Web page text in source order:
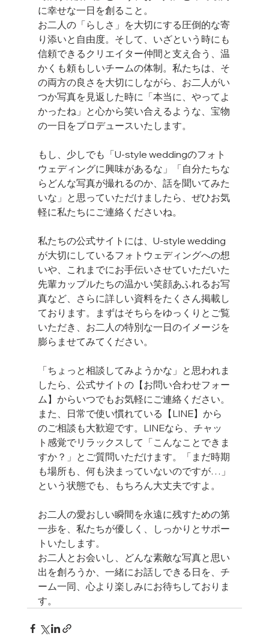
に幸せな一日を創ること。
お二人の「らしさ」を大切にする圧倒的な寄
り添いと自由度。そして、いざという時にも
信頼できるクリエイター仲間と支え合う、温
かくも頼もしいチームの体制。私たちは、そ
の両方の良さを大切にしながら、お二人がい
つか写真を見返した時に「本当に、やってよ
かったね」と心から笑い合えるような、宝物
の一日をプロデュースいたします。
もし、少しでも「U-style weddingのフォト
ウェディングに興味があるな」「自分たちな
らどんな写真が撮れるのか、話を聞いてみた
いな」と思っていただけましたら、ぜひお気
軽に私たちにご連絡くださいね。
私たちの公式サイトには、U-style wedding
が大切にしているフォトウェディングへの想
いや、これまでにお手伝いさせていただいた
先輩カップルたちの温かい笑顔あふれるお写
真など、さらに詳しい資料をたくさん掲載し
ております。まずはそちらをゆっくりとご覧
いただき、お二人の特別な一日のイメージを
膨らませてみてください。
「ちょっと相談してみようかな」と思われま
したら、公式サイトの【お問い合わせフォー
ム】からいつでもお気軽にご連絡ください。
また、日常で使い慣れている【LINE】から
のご相談も大歓迎です。LINEなら、チャッ
ト感覚でリラックスして「こんなことできま
すか？」とご質問いただけます。「まだ時期
も場所も、何も決まっていないのですが…」
という状態でも、もちろん大丈夫ですよ。
お二人の愛おしい瞬間を永遠に残すための第
一歩を、私たちが優しく、しっかりとサポー
トいたします。
お二人とお会いし、どんな素敵な写真と思い
出を創ろうか、一緒にお話しできる日を、チ
ーム一同、心より楽しみにお待ちしておりま
す。